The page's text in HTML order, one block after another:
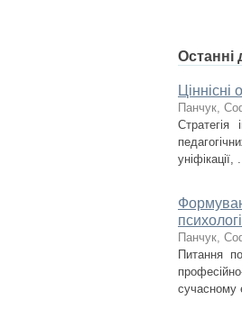
Останні
Панчук,
Стратегія
уніфікації,
Панчук,
Питання
сучасному